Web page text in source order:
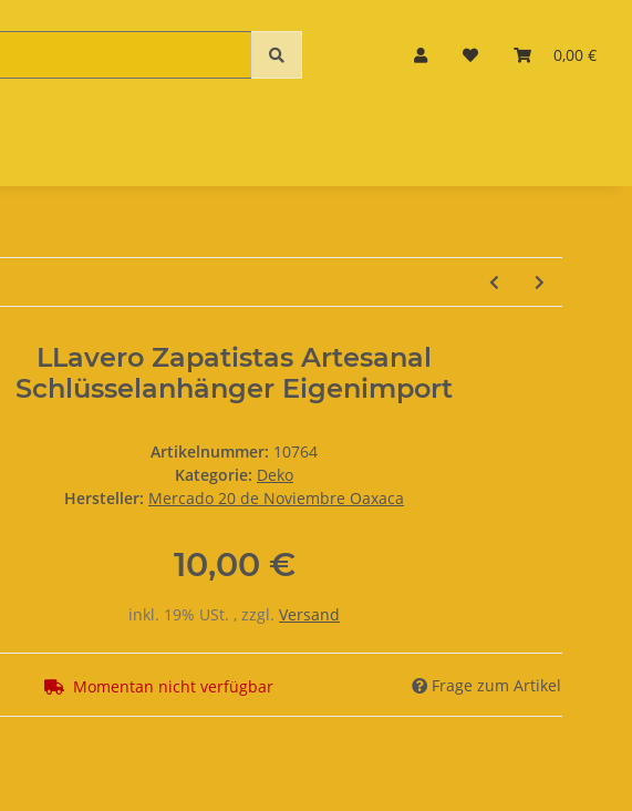
0,00 €
LLavero Zapatistas Artesanal
Schlüsselanhänger Eigenimport
Artikelnummer: 10764
Kategorie: Deko
Hersteller: Mercado 20 de Noviembre Oaxaca
10,00 €
inkl. 19% USt. , zzgl. Versand
Momentan nicht verfügbar Frage zum Artikel